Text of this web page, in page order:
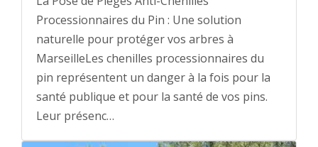
Processionnaires du Pin : Une solution
naturelle pour protéger vos arbres à
MarseilleLes chenilles processionnaires du
pin représentent un danger à la fois pour la
santé publique et pour la santé de vos pins.
Leur présenc…